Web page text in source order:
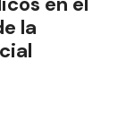
la